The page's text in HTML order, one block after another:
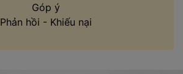
Góp ý
Phản hồi - Khiếu nại